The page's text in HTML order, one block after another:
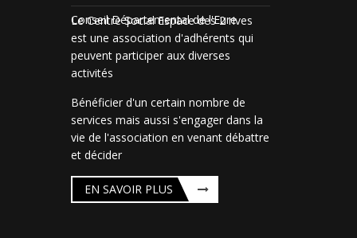
Conseil Départemental de l'Eure
Le Centre Social Espace des 2 rives
est une association d'adhérents qui
peuvent participer aux diverses
activités
Bénéficier d'un certain nombre de
services mais aussi s'engager dans la
vie de l'association en venant débattre
et décider
EN SAVOIR PLUS